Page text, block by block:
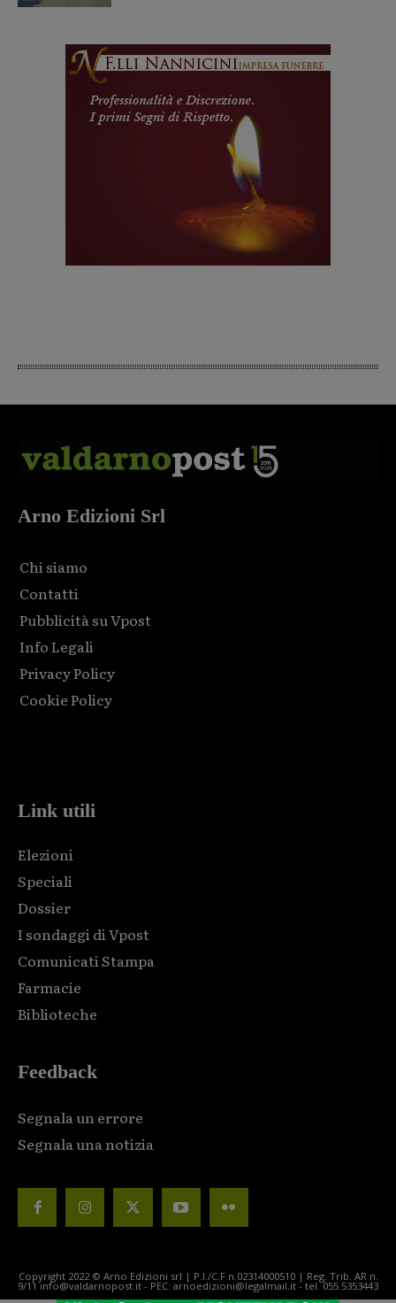
Arno Edizioni Srl
Chi siamo
Contatti
Pubblicità su Vpost
Info Legali
Privacy Policy
Cookie Policy
Link utili
Elezioni
Speciali
Dossier
I sondaggi di Vpost
Comunicati Stampa
Farmacie
Biblioteche
Feedback
Segnala un errore
Segnala una notizia
Copyright 2022 © Arno Edizioni srl | P.I./C.F n.02314000510 | Reg. Trib. AR n.
9/11 info@valdarnopost.it - PEC: arnoedizioni@legalmail.it - tel. 055.5353443